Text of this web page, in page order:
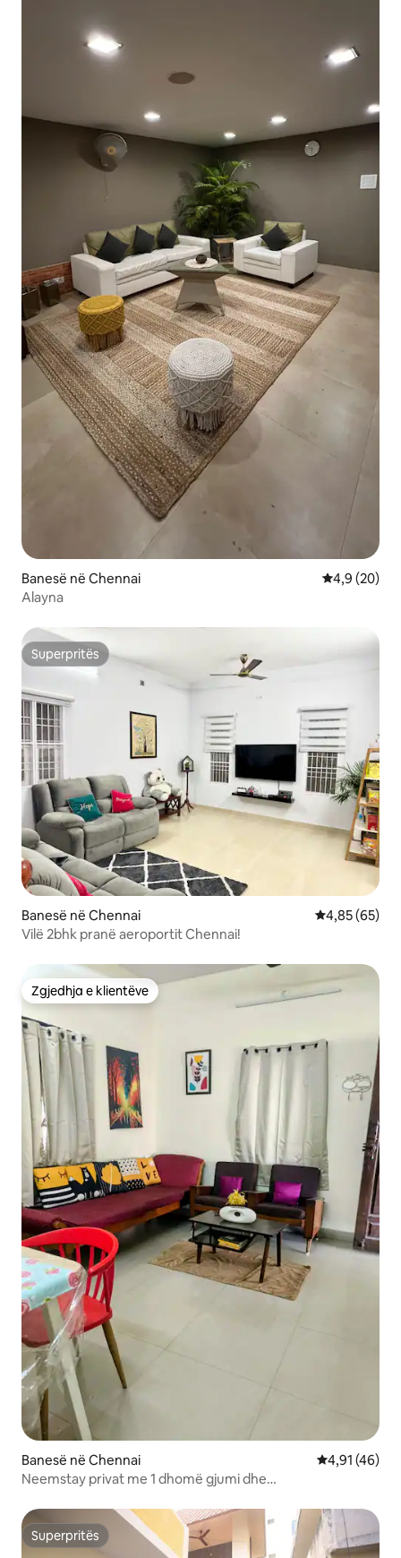
Banesë në Chennai Vlerësimi
4,9 (20)
Alayna
Superpritës
Superpritës
Banesë në Chennai Vlerësimi
4,85 (65)
Vilë 2bhk pranë aeroportit Chennai!
Zgjedhja e klientëve
Zgjedhja e klientëve
Banesë në Chennai Vlerësimi
4,91 (46)
Neemstay privat me 1 dhomë gjumi dhe
Superpritës
Superpritës